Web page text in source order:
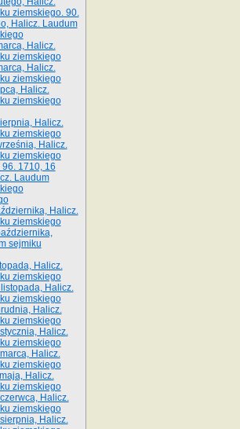
ziemskiego. 90.
Halicz. Laudum
Halicz.
ziemskiego
Halicz.
ziemskiego
Halicz.
ziemskiego
Halicz.
ziemskiego
Halicz.
ziemskiego
1710, 16
Laudum
Halicz.
ziemskiego
sejmiku
Halicz.
ziemskiego
Halicz.
ziemskiego
Halicz.
ziemskiego
Halicz.
ziemskiego
Halicz.
ziemskiego
Halicz.
ziemskiego
Halicz.
ziemskiego
Halicz.